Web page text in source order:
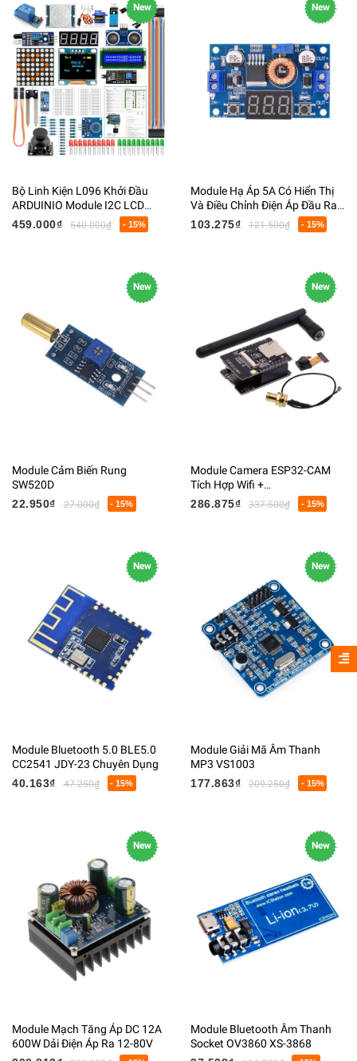
New
Bộ Linh Kiện L096 Khởi Đầu
ARDUINIO Module I2C LCD
0,96 inch Sử Dụng Cho Uno R3
459.000₫ 540.000₫ - 15%
New
Module Hạ Áp 5A Có Hiển Thị
Và Điều Chỉnh Điện Áp Đầu Ra
XL4015 HW-514
103.275₫ 121.500₫ - 15%
New
Module Cảm Biến Rung
SW520D
22.950₫
27.000₫ - 15%
New
Module Camera ESP32-CAM
Tích Hợp Wifi +
BluetoothESP32 Cảm Biến
286.875₫ 337.500₫ - 15%
New
Module Bluetooth 5.0 BLE5.0
CC2541 JDY-23 Chuyên Dụng
40.163₫
47.250₫ - 15%
New
Module Giải Mã Âm Thanh
MP3 VS1003
177.863₫
209.250₫ - 15%
New
Module Mạch Tăng Áp DC 12A
600W Dải Điện Áp Ra 12-80V
New
Module Bluetooth Âm Thanh
Socket OV3860 XS-3868